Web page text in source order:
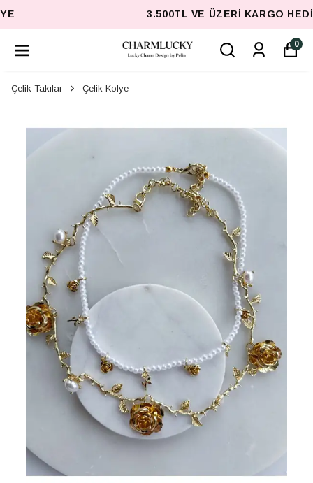
3.500TL VE ÜZERI KARGO HEDIYE
0
Çelik Takılar Çelik Kolye